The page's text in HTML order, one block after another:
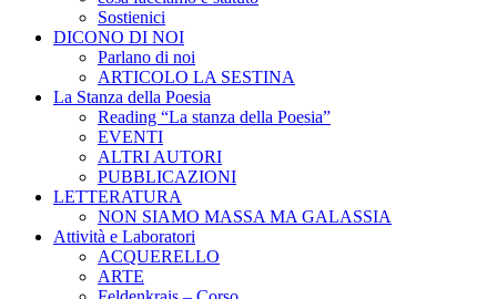
Sostienici
DICONO DI NOI
Parlano di noi
ARTICOLO LA SESTINA
La Stanza della Poesia
Reading “La stanza della Poesia”
EVENTI
ALTRI AUTORI
PUBBLICAZIONI
LETTERATURA
NON SIAMO MASSA MA GALASSIA
Attività e Laboratori
ACQUERELLO
ARTE